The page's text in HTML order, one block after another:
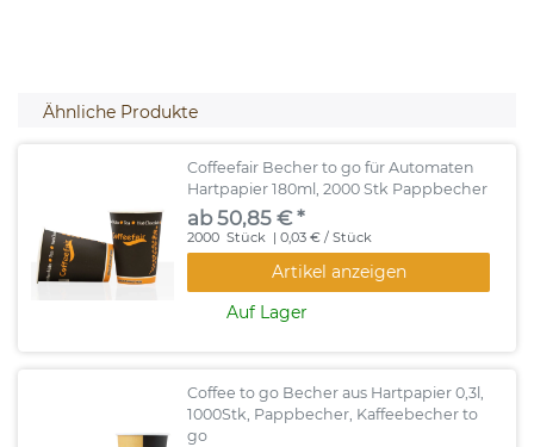
Ähnliche Produkte
Coffeefair Becher to go für Automaten
Hartpapier 180ml, 2000 Stk Pappbecher
ab 50,85 € *
2000 Stück | 0,03 € / Stück
Artikel anzeigen
Auf Lager
Coffee to go Becher aus Hartpapier 0,3l,
1000Stk, Pappbecher, Kaffeebecher to
go